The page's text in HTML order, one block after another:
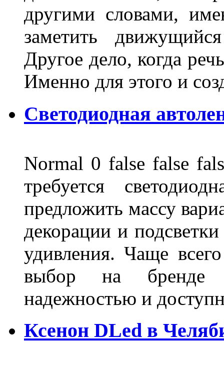
другими словами,
заметить
Другое дело, когда
Именно для этого и
Светодиодная
Normal 0 false false
требуется
предложить массу
декорации и
удивления. Чаще
выбор на бренде
надежностью и
Ксенон DLed в